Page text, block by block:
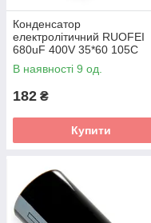
Конденсатор
електролітичний RUOFEI
680uF 400V 35*60 105C
2000Hr
В наявності 9 од.
182 ₴
Купити